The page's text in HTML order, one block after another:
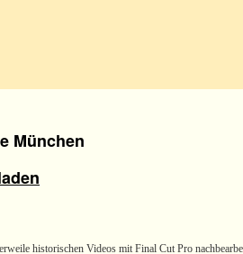
München
historischen Videos mit Final Cut Pro